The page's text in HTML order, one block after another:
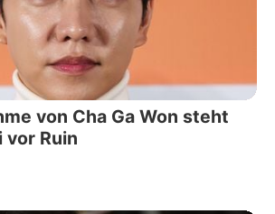
von Cha Ga Won steht
vor Ruin